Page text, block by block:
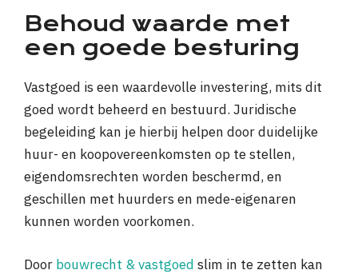
Behoud waarde met
een goede besturing
Vastgoed is een waardevolle investering, mits dit
goed wordt beheerd en bestuurd. Juridische
begeleiding kan je hierbij helpen door duidelijke
huur- en koopovereenkomsten op te stellen,
eigendomsrechten worden beschermd, en
geschillen met huurders en mede-eigenaren
kunnen worden voorkomen.
Door bouwrecht & vastgoed slim in te zetten kan